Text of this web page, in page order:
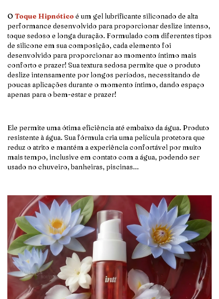
O Toque Hipnóticoé um gel lubrificante siliconado de alta
performance desenvolvido para proporcionar deslize intenso,
toque sedoso e longa duração. Formulado com diferentes tipos
de silicone em sua composição, cada elemento foi
desenvolvido para proporcionar ao momento íntimo mais
conforto e prazer! Sua textura sedosa permite que o produto
deslize intensamente por longos períodos, necessitando de
poucas aplicações durante o momento íntimo, dando espaço
apenas para o bem-estar e prazer!
Ele permite uma ótima eficiência até embaixo da água. Produto
resistente à água. Sua fórmula cria uma película protetora que
reduz o atrito e mantém a experiência confortável por muito
mais tempo, inclusive em contato com a água, podendo ser
usado no chuveiro, banheiras, piscinas...